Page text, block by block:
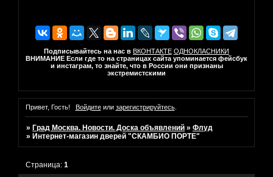
Подписывайтесь на нас в ВКОНТАКТЕ ОДНОКЛАСНИКИ
ВНИМАНИЕ Если где то на страницах сайта упоминается фейсбук
и инстаграм, то знайте, что в России они признаны
экстремистскими
Привет, Гость! Войдитеили зарегистрируйтесь.
» Град Москва. Новости. Доска объявлений »Флуд
» Интернет-магазин дверей "СКАМБИО ПОРТЕ"
Страница:1